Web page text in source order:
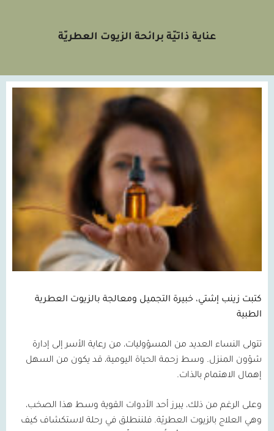
عناية ذاتيّة برائحة الزيوت العطريّة
كتبت زينب إشتي، خبيرة التجميل ومعالجة بالزيوت العطرية
الطبية
تتولى النساء العديد من المسؤوليات، من رعاية الأسر إلى إدارة
شؤون المنزل. وسط زحمة الحياة اليومية، قد يكون من السهل
إهمال الاهتمام بالذات.
وعلى الرغم من ذلك، يبرز أحد الأدوات القوية وسط هذا الصخب،
وهي العلاج بالزيوت العطريّة. فلننطلق في رحلة لاستكشاف كيف